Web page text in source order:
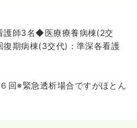
師3名◆医療療養病棟(2交
期病棟(3交代)：準深各看護
回※緊急透析場合ですがほとん